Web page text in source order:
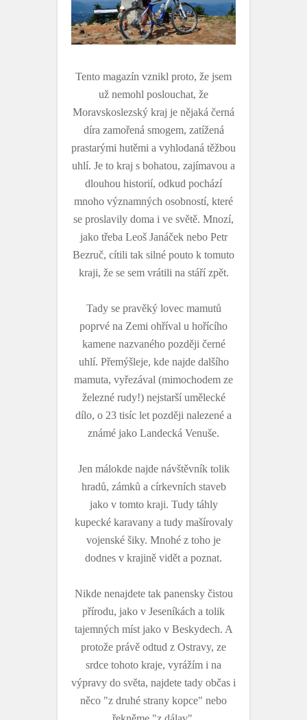
Tento magazín vznikl proto, že jsem
už nemohl poslouchat, že
Moravskoslezský kraj je nějaká černá
díra zamořená smogem, zatížená
prastarými hutěmi a vyhlodaná těžbou
uhlí. Je to kraj s bohatou, zajímavou a
dlouhou historií, odkud pochází
mnoho významných osobností, které
se proslavily doma i ve světě. Mnozí,
jako třeba Leoš Janáček nebo Petr
Bezruč, cítili tak silné pouto k tomuto
kraji, že se sem vrátili na stáří zpět.
Tady se pravěký lovec mamutů
poprvé na Zemi ohříval u hořícího
kamene nazvaného později černé
uhlí. Přemýšleje, kde najde dalšího
mamuta, vyřezával (mimochodem ze
železné rudy!) nejstarší umělecké
dílo, o 23 tisíc let později nalezené a
známé jako Landecká Venuše.
Jen málokde najde návštěvník tolik
hradů, zámků a církevních staveb
jako v tomto kraji. Tudy táhly
kupecké karavany a tudy mašírovaly
vojenské šiky. Mnohé z toho je
dodnes v krajině vidět a poznat.
Nikde nenajdete tak panensky čistou
přírodu, jako v Jeseníkách a tolik
tajemných míst jako v Beskydech. A
protože právě odtud z Ostravy, ze
srdce tohoto kraje, vyrážím i na
výpravy do světa, najdete tady občas i
něco "z druhé strany kopce" nebo